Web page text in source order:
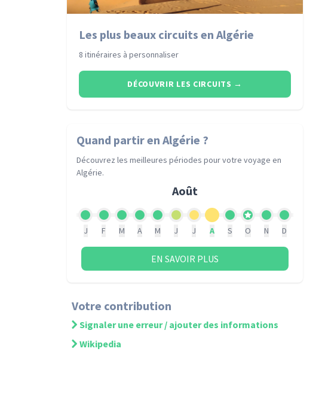
Les plus beaux circuits en Algérie
8 itinéraires à personnaliser
DÉCOUVRIR LES CIRCUITS →
Quand partiren Algérie ?
Découvrez les meilleures périodes pour votre voyageen
Algérie.
Août
J F M A M J J A S O N D
EN SAVOIR PLUS
Votre contribution
Signaler une erreur / ajouter des informations
Wikipedia